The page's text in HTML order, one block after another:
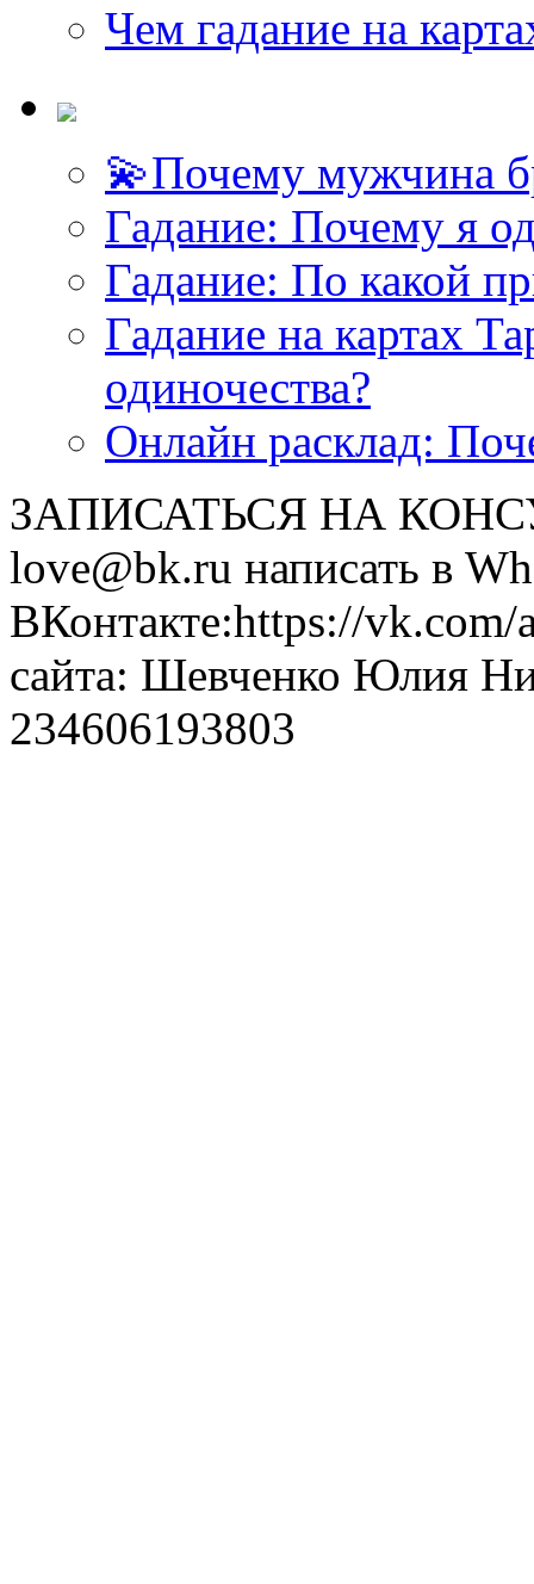
Чем гадание на
💫Почему мужчина
Гадание: Почему я
Гадание: По какой
Гадание на картах
одиночества?
Онлайн расклад:
ЗАПИСАТЬСЯ НА
love@bk.ru написать в
ВКонтакте:https://
сайта: Шевченко Юлия
234606193803